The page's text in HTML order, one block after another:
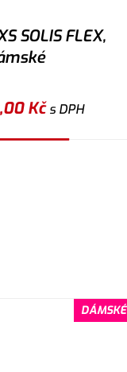
SOLIS FLEX,
Kčs DPH
DÁMSKÉ